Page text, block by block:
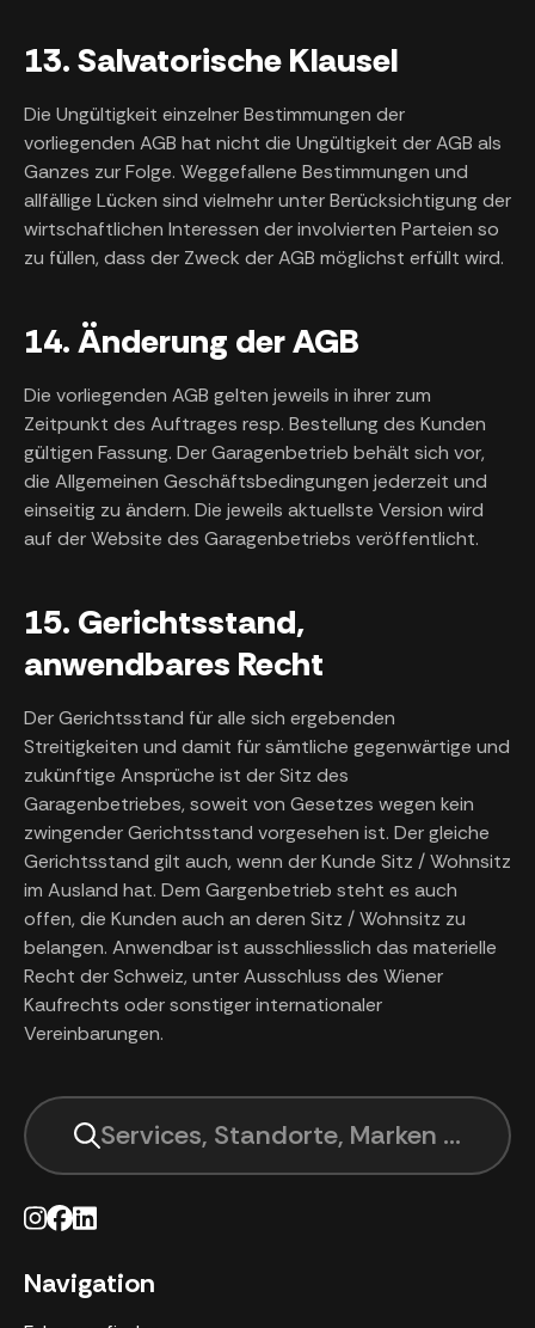
13. Salvatorische Klausel
Die Ungültigkeit einzelner Bestimmungen der
vorliegenden AGB hat nicht die Ungültigkeit der AGB als
Ganzes zur Folge. Weggefallene Bestimmungen und
allfällige Lücken sind vielmehr unter Berücksichtigung der
wirtschaftlichen Interessen der involvierten Parteien so
zu füllen, dass der Zweck der AGB möglichst erfüllt wird.
14. Änderung der AGB
Die vorliegenden AGB gelten jeweils in ihrer zum
Zeitpunkt des Auftrages resp. Bestellung des Kunden
gültigen Fassung. Der Garagenbetrieb behält sich vor,
die Allgemeinen Geschäftsbedingungen jederzeit und
einseitig zu ändern. Die jeweils aktuellste Version wird
auf der Website des Garagenbetriebs veröffentlicht.
15. Gerichtsstand,
anwendbares Recht
Der Gerichtsstand für alle sich ergebenden
Streitigkeiten und damit für sämtliche gegenwärtige und
zukünftige Ansprüche ist der Sitz des
Garagenbetriebes, soweit von Gesetzes wegen kein
zwingender Gerichtsstand vorgesehen ist. Der gleiche
Gerichtsstand gilt auch, wenn der Kunde Sitz / Wohnsitz
im Ausland hat. Dem Gargenbetrieb steht es auch
offen, die Kunden auch an deren Sitz / Wohnsitz zu
belangen. Anwendbar ist ausschliesslich das materielle
Recht der Schweiz, unter Ausschluss des Wiener
Kaufrechts oder sonstiger internationaler
Vereinbarungen.
Services, Standorte, Marken suchen
Navigation